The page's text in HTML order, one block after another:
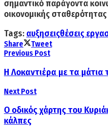
σημαντικό παράγοντα
οικονομικής
Tags: αυξησειςθέσεις
Share
Tweet
Previous Post
Η Λοκαντιέρα με τα μάτια
Next Post
Ο οδικός χάρτης του
κάλπες